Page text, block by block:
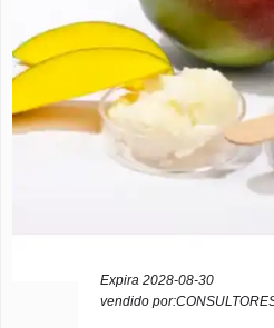
Expira 2028-08-30
vendido